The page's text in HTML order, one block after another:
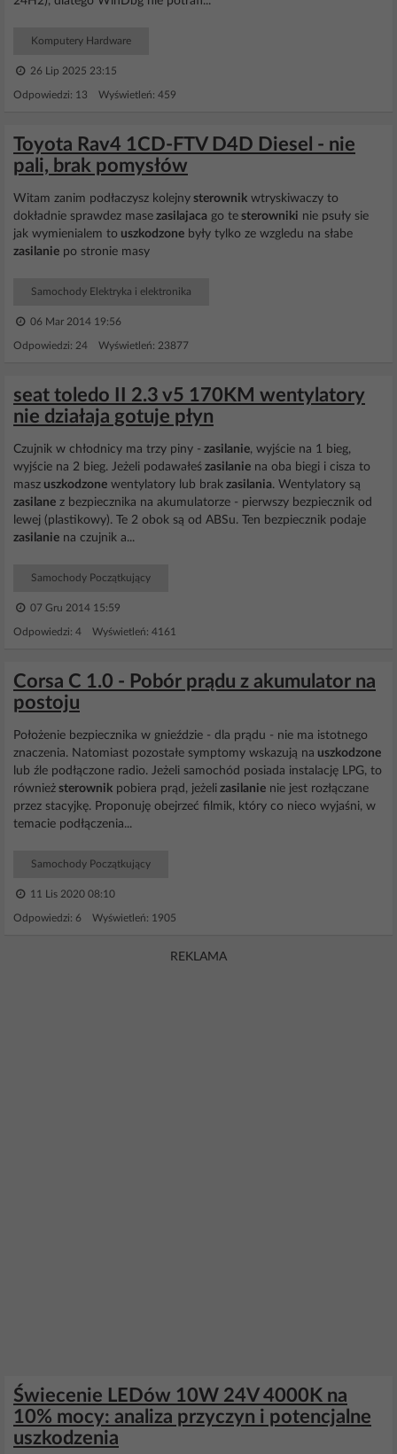
Komputery Hardware
26 Lip 2025 23:15
Odpowiedzi: 13 Wyświetleń: 459
Toyota Rav4 1CD-FTV D4D Diesel - nie
pali, brak pomysłów
Witam zanim podłaczysz kolejny sterownik wtryskiwaczy to
dokładnie sprawdez mase zasilajaca go te sterowniki nie psuły sie
jak wymienialem to uszkodzone były tylko ze wzgledu na słabe
zasilanie po stronie masy
Samochody Elektryka i elektronika
06 Mar 2014 19:56
Odpowiedzi: 24 Wyświetleń: 23877
seat toledo II 2.3 v5 170KM wentylatory
nie działaja gotuje płyn
Czujnik w chłodnicy ma trzy piny - zasilanie, wyjście na 1 bieg,
wyjście na 2 bieg. Jeżeli podawałeś zasilanie na oba biegi i cisza to
masz uszkodzone wentylatory lub brak zasilania. Wentylatory są
zasilane z bezpiecznika na akumulatorze - pierwszy bezpiecznik od
lewej (plastikowy). Te 2 obok są od ABSu. Ten bezpiecznik podaje
zasilanie na czujnik a...
Samochody Początkujący
07 Gru 2014 15:59
Odpowiedzi: 4 Wyświetleń: 4161
Corsa C 1.0 - Pobór prądu z akumulator na
postoju
Położenie bezpiecznika w gnieździe - dla prądu - nie ma istotnego
znaczenia. Natomiast pozostałe symptomy wskazują na uszkodzone
lub źle podłączone radio. Jeżeli samochód posiada instalację LPG, to
również sterownik pobiera prąd, jeżeli zasilanie nie jest rozłączane
przez stacyjkę. Proponuję obejrzeć filmik, który co nieco wyjaśni, w
temacie podłączenia...
Samochody Początkujący
11 Lis 2020 08:10
Odpowiedzi: 6 Wyświetleń: 1905
REKLAMA
Świecenie LEDów 10W 24V 4000K na
10% mocy: analiza przyczyn i potencjalne
uszkodzenia